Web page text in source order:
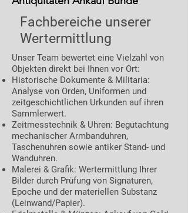
Fachbereiche unserer
Wertermittlung
Unser Team bewertet eine Vielzahl von
Objekten direkt bei Ihnen vor Ort:
Historische Dokumente & Militaria:
Analyse von Orden, Uniformen und
zeitgeschichtlichen Urkunden auf ihren
Sammlerwert.
Zeitmesstechnik & Uhren: Begutachtung
mechanischer Armbanduhren,
Taschenuhren sowie antiker Stand- und
Wanduhren.
Malerei & Grafik: Wertermittlung Ihrer
Bilder durch Prüfung von Signaturen,
Epoche und der materiellen Substanz
(Leinwand/Papier).